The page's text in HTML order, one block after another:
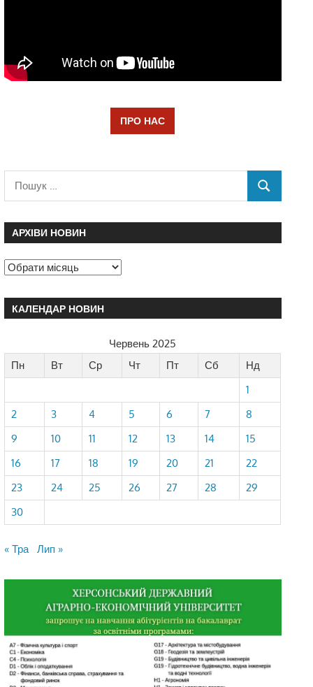
ПРО НАС
АРХІВИ НОВИН
КАЛЕНДАР НОВИН
Червень 2025
Пн
Вт Ср Чт Пт Сб
Нд
1
2
3 4 5 6 7
8
9
10 11 12 13 14
15
16
17 18 19 20 21
22
23
24 25 26 27 28
29
30
« Тра Лип »